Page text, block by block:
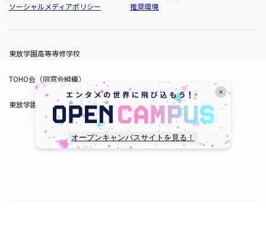
オープンキャンパスサイトを見る！
ソーシャルメディアポリシー
推奨環境
東放学園高等専修学校
TOHO会（同窓会組織）
東放学園サービス
copyright © TOHO GAKUEN All Rights Reserved.